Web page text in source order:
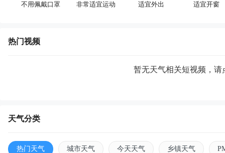
不用佩戴口罩 非常适宜运动 适宜外出 适宜开窗
热门视频
暂无天气相关短视频，请
天气分类
热门天气 城市天气 今天天气 乡镇天气